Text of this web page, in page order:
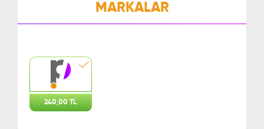
MARKALAR
240,00 TL